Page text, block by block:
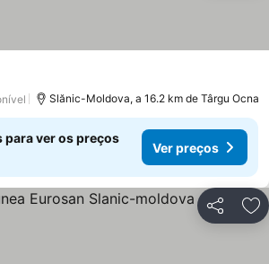
Slănic-Moldova, a 16.2 km de Târgu Ocna
para ver os preços
Ver preços
Partilhar